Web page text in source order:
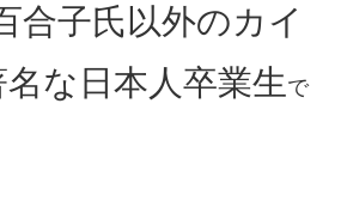
合子氏以外のカイ
な日本人卒業生 で